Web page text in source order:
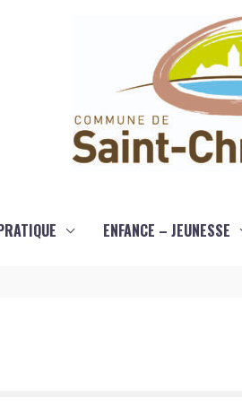
ENFANCE – JEUNESSE